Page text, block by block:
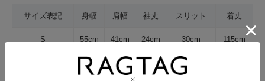
サイズ表記 身幅 肩幅 袖丈 スリット 着丈
S 55cm 41cm 24cm 30cm 115cm
サイズの測り方について